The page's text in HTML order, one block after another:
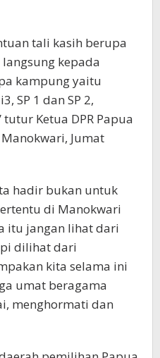
tali kasih berupa
kepada
kampung yaitu
SP 1 dan SP 2,
Ketua DPR Papua
Jumat
hadir bukan untuk
di Manokwari
itu jangan lihat dari
dilihat dari
kita selama ini
umat beragama
menghormati dan